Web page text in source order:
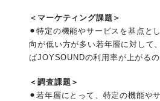
＜マーケティング課題＞
⚫︎特定の機能やサービスを基点と
向が低い方が多い若年層に対して
ばJOYSOUNDの利用率が上がる
＜調査課題＞
⚫︎若年層にとって、特定の機能や